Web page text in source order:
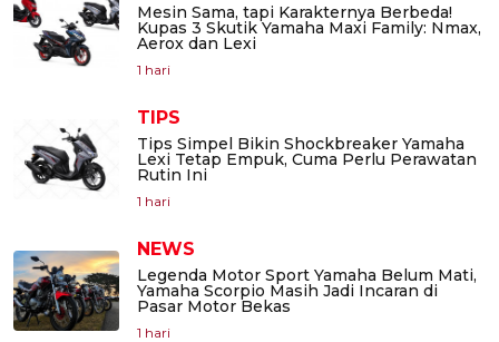
Mesin Sama, tapi Karakternya Berbeda!
Kupas 3 Skutik Yamaha Maxi Family: Nmax,
Aerox dan Lexi
1 hari
TIPS
Tips Simpel Bikin Shockbreaker Yamaha
Lexi Tetap Empuk, Cuma Perlu Perawatan
Rutin Ini
1 hari
NEWS
Legenda Motor Sport Yamaha Belum Mati,
Yamaha Scorpio Masih Jadi Incaran di
Pasar Motor Bekas
1 hari